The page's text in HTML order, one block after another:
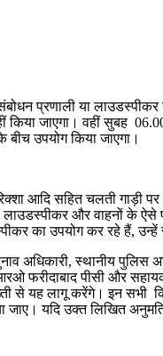
प्रणाली या
जाएगा। वहीं सुबह
उपयोग किया जाएगा।
आदि सहित चलती गाड़ी
और वाहनों के ऐसे
का उपयोग कर रहे हैं, उन्हें
स्थानीय पुलिस
फरीदाबाद पीसी और
से यह लागू करेंगे। इन सभी
जाए। यदि उक्त लिखित